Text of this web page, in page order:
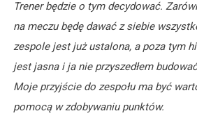
Trener będzie o tym decydować.
na meczu będę dawać z siebie
zespole jest już ustalona, a poza tym
jest jasna i ja nie przyszedłem
Moje przyjście do zespołu ma być
pomocą w zdobywaniu punktów.